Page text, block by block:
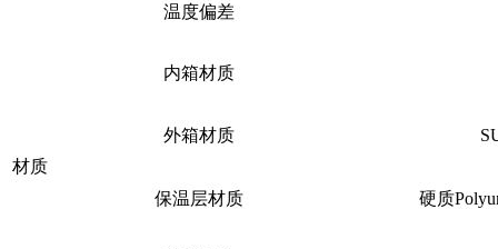
温度偏差
材质
内箱材质
外箱材质
保温层材质 硬质